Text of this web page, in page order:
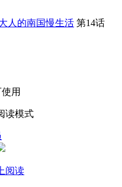
人的南国慢生活 第14话
用
读模式
阅读